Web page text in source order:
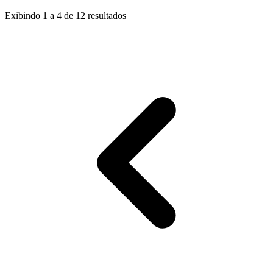
Exibindo 1 a 4 de 12 resultados